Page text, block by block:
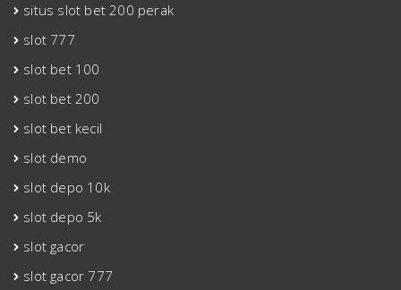
situs slot bet 200 perak
slot 777
slot bet 100
slot bet 200
slot bet kecil
slot demo
slot depo 10k
slot depo 5k
slot gacor
slot gacor 777